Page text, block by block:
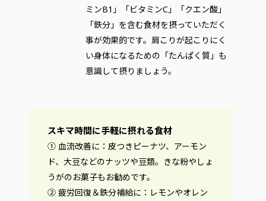
ミンB1」「ビタミンC」「クエン酸」
「鉄分」を含む食材を摂っていただく
事が効果的です。肩こりが起こりにく
い身体になるための「たんぱく質」も
意識して摂りましょう。
スキマ時間に手軽に摂れる食材
① 血流改善に：皮つきピーナツ、アーモン
ド、大豆などのナッツや豆類。きな粉やしょ
うがのお菓子もお勧めです。
② 疲労回復＆鉄分補給に：レモンやオレン